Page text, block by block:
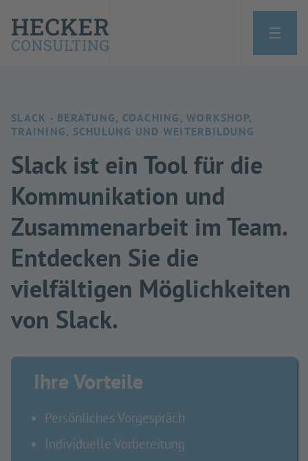
SLACK - BERATUNG, COACHING, WORKSHOP,
TRAINING, SCHULUNG UND WEITERBILDUNG
Slack ist ein Tool für die
Kommunikation und
Zusammenarbeit im Team.
Entdecken Sie die
vielfältigen Möglichkeiten
von Slack.
Ihre Vorteile
Persönliches Vorgespräch
Individuelle Vorbereitung